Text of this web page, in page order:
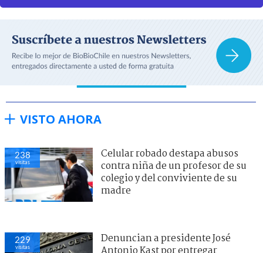
VISTO AHORA
238
visitas
Celular robado destapa abusos
contra niña de un profesor de su
colegio y del conviviente de su
madre
229
visitas
Denuncian a presidente José